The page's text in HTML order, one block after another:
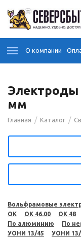
О компании
Электроды
мм
Главная / Каталог /
Вольфрамовые
OK
OK 46.00 OK 48
По алюминию
По
УОНИ 13/45
УОНИ 13/